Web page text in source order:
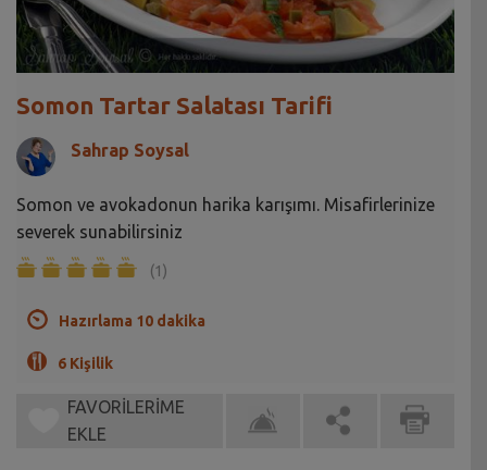
Somon Tartar Salatası Tarifi
Sahrap Soysal
Somon ve avokadonun harika karışımı. Misafirlerinize
severek sunabilirsiniz
(1)
Hazırlama 10 dakika
6 Kişilik
FAVORİLERİME
EKLE